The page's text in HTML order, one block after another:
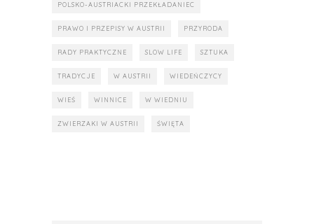
POLSKO-AUSTRIACKI PRZEKŁADANIEC
PRAWO I PRZEPISY W AUSTRII PRZYRODA
RADY PRAKTYCZNE SLOW LIFE SZTUKA
TRADYCJE W AUSTRII WIEDEŃCZYCY
WIEŚ WINNICE W WIEDNIU
ZWIERZAKI W AUSTRII ŚWIĘTA